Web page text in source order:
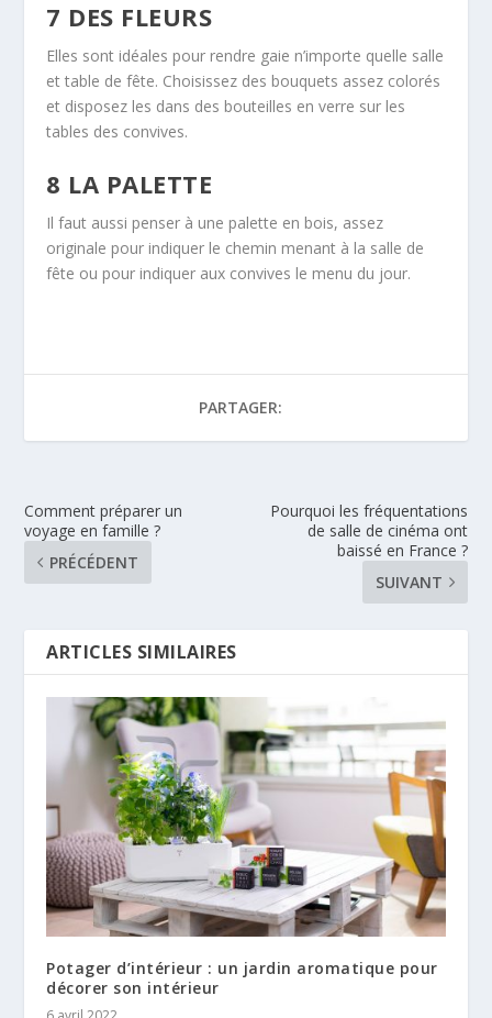
7 DES FLEURS
Elles sont idéales pour rendre gaie n’importe quelle salle
et table de fête. Choisissez des bouquets assez colorés
et disposez les dans des bouteilles en verre sur les
tables des convives.
8 LA PALETTE
Il faut aussi penser à une palette en bois, assez
originale pour indiquer le chemin menant à la salle de
fête ou pour indiquer aux convives le menu du jour.
PARTAGER:
Comment préparer un
voyage en famille ?
PRÉCÉDENT
Pourquoi les fréquentations
de salle de cinéma ont
baissé en France ?
SUIVANT
ARTICLES SIMILAIRES
Potager d’intérieur : un jardin aromatique pour
décorer son intérieur